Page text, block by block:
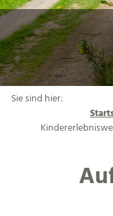
Sie sind hier: